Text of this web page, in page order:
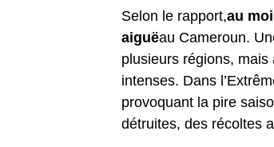
Selon le rapport,au
aiguëau Cameroun.
plusieurs régions,
intenses. Dans
provoquant la pire
détruites, des récoltes